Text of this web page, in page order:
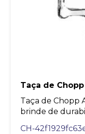
Taça de
Taça de Chopp
brinde de
CH-